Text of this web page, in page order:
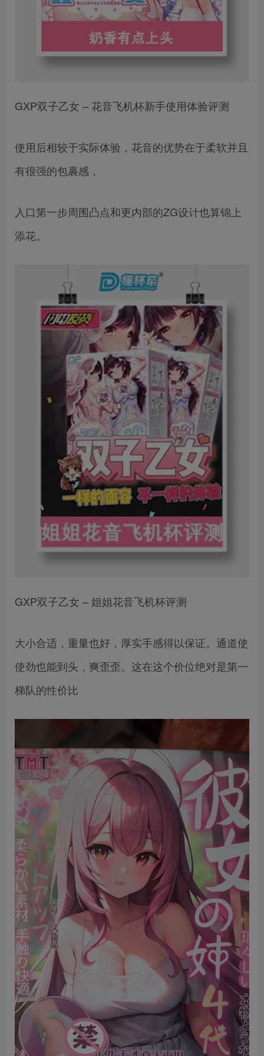
GXP双子乙女 – 花音飞机杯新手使用体验评测
使用后相较于实际体验，花音的优势在于柔软并且
有很强的包裹感，
入口第一步周围凸点和更内部的ZG设计也算锦上
添花。
GXP双子乙女 – 姐姐花音飞机杯评测
大小合适，重量也好，厚实手感得以保证。通道使
使劲也能到头，爽歪歪。这在这个价位绝对是第一
梯队的性价比